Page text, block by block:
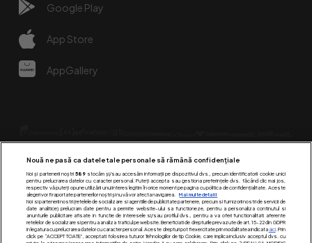
Google Play
App Store
AppGallery
Urmărește-ne pe:
Nouă ne pasă ca datele tale personale să rămână confidențiale
Noi și partenerii noștri 589stocăm și/sau accesăm informații pe dispozitivul dvs., precum identificatorii cookie unici
pentru prelucrarea datelor cu caracter personal. Puteți accepta sau gestiona preferințele dvs. făcând clic mai jos,
respectiv vă puteți opune utilizării unui interes legitim în orice moment pe pagina cu politica de confidențialitate. Aceste
alegeri vor fi raportate partenerilor noștri și nu vă vor afecta navigarea.
Mai multe detalii
Noi si partenerii nostri (retelele de socializare si agentiile de publicitate partenere, precum si furnizorii nostri de servicii de
date analitice) prelucram date pentru a permite website-ului sa functioneze, pentru a personaliza continutul si
anunturile publicitare afisate in functie de interesele si/sau profilul dvs., pentru a va oferi functionalitati aferente
retelelor de socializare si pentru a analiza traficul pe website. Beneficiati de drepturile prevazute de art. 15-22 din GDPR
in legatura cu prelucrarea datelor cu caracter personal. Aceste drepturi pot fi exercitate prin modalitatea indicataaici. Prin
click pe “ACCEPT TOATE”, acceptati folosirea tuturor Tehnologiilor de tip Cookie, care implica inclusiv acceptul dvs. cu